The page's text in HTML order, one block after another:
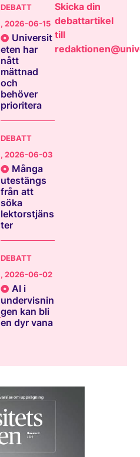
DEBATT
, 2026-06-15
Universit
eten har
nått
mättnad
och
behöver
prioritera
DEBATT
, 2026-06-03
Många
utestängs
från att
söka
lektorstjäns
ter
DEBATT
, 2026-06-02
AI i
undervisnin
gen kan bli
en dyr vana
Skicka din
debattartikel
till